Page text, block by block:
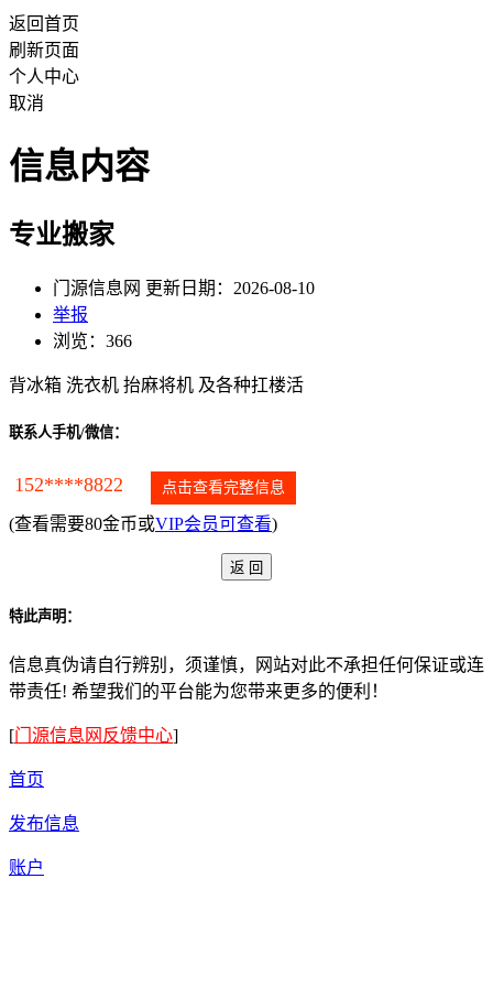
返回首页
刷新页面
个人中心
取消
信息内容
专业搬家
门源信息网 更新日期：2026-08-10
举报
浏览：366
背冰箱 洗衣机 抬麻将机 及各种扛楼活
联系人手机/微信：
152****8822 点击查看完整信息
(查看需要80金币或VIP会员可查看)
特此声明：
信息真伪请自行辨别，须谨慎，网站对此不承担任何保证或连
带责任! 希望我们的平台能为您带来更多的便利！
[门源信息网反馈中心]
首页
发布信息
账户